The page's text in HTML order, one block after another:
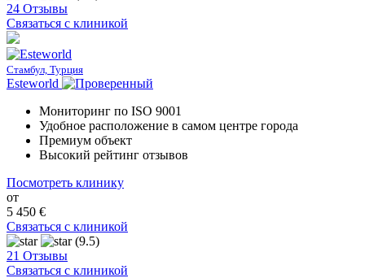
24 Отзывы
Связаться с клиникой
Стамбул, Турция
Esteworld
Мониторинг по ISO 9001
Удобное расположение в самом центре города
Премиум объект
Высокий рейтинг отзывов
Посмотреть клинику
от
5 450 €
Связаться с клиникой
(9.5)
21 Отзывы
Связаться с клиникой